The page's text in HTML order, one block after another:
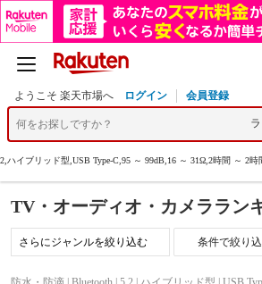
ようこそ 楽天市場へ ログイン 会員登録
ハイブリッド型,USB Type-C,95 ～ 99dB,16 ～ 31Ω,2時間 ～ 2時
TV・オーディオ・カメララン
条件で絞り